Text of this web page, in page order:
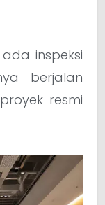
inspeksi
berjalan
resmi